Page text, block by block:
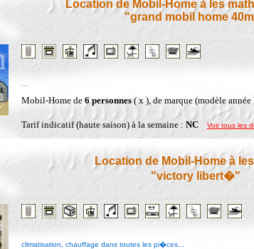
Location de Mobil-Home à les
"grand mobil home
Mobil-Home de 6 personnes ( x ), de marque (modèle année
Tarif indicatif (haute saison) à la semaine : NC Voir tous les
Location de Mobil-Home à
"victory libert�"
climatisation, chauffage dans toutes les pi�ces...